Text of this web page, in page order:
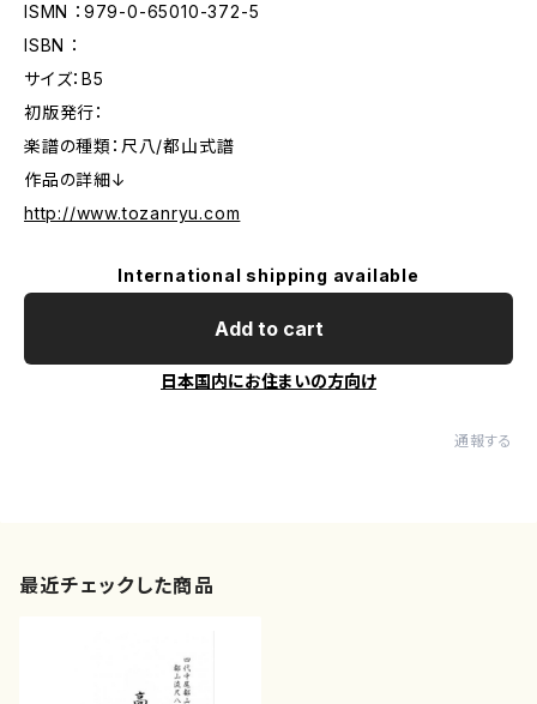
ISMN ：979-0-65010-372-5
ISBN ：
サイズ：B5
初版発行：
楽譜の種類：尺八/都山式譜
作品の詳細↓
http://www.tozanryu.com
International shipping available
Add to cart
日本国内にお住まいの方向け
通報する
最近チェックした商品